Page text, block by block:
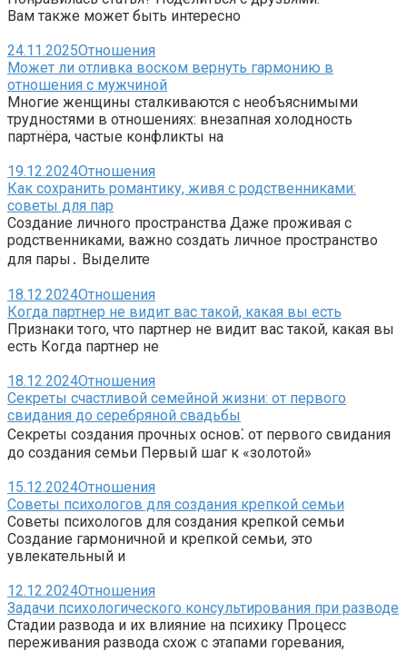
Вам также может быть интересно
24.11.2025Отношения
Может ли отливка воском вернуть гармонию в
отношения с мужчиной
Многие женщины сталкиваются с необъяснимыми
трудностями в отношениях: внезапная холодность
партнёра, частые конфликты на
19.12.2024Отношения
Как сохранить романтику, живя с родственниками:
советы для пар
Создание личного пространства Даже проживая с
родственниками, важно создать личное пространство
для пары․ Выделите
18.12.2024Отношения
Когда партнер не видит вас такой, какая вы есть
Признаки того, что партнер не видит вас такой, какая вы
есть Когда партнер не
18.12.2024Отношения
Секреты счастливой семейной жизни: от первого
свидания до серебряной свадьбы
Секреты создания прочных основ⁚ от первого свидания
до создания семьи Первый шаг к «золотой»
15.12.2024Отношения
Советы психологов для создания крепкой семьи
Советы психологов для создания крепкой семьи
Создание гармоничной и крепкой семьи, это
увлекательный и
12.12.2024Отношения
Задачи психологического консультирования при разводе
Стадии развода и их влияние на психику Процесс
переживания развода схож с этапами горевания,